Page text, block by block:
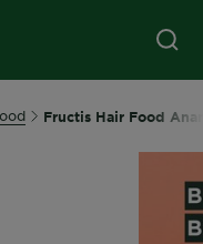
Fructis Hair Food